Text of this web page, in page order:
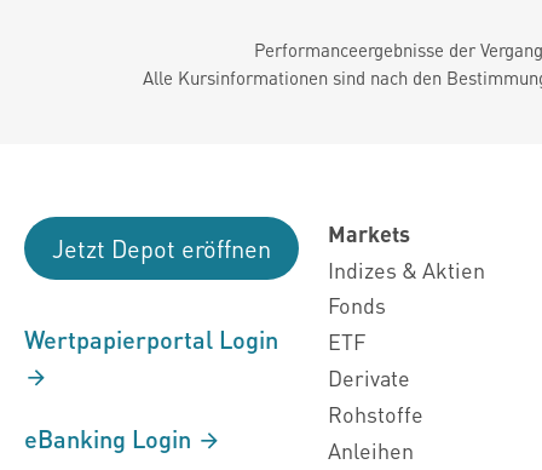
Performanceergebnisse der
Alle Kursinformationen sind nach den
Jetzt Depot eröffnen
Wertpapierportal Login
eBanking Login
Markets
Indizes & Aktien
Fonds
ETF
Derivate
Rohstoffe
Anleihen